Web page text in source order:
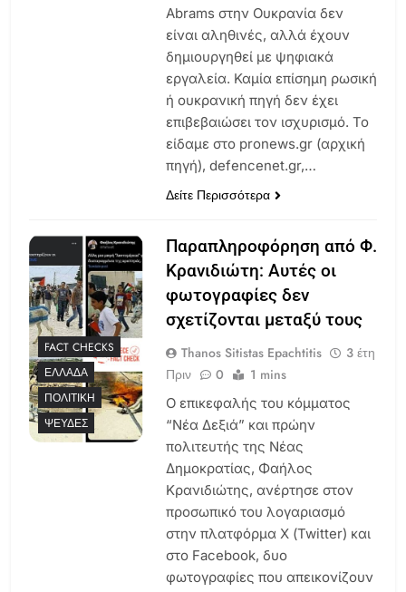
Abrams στην Ουκρανία δεν
είναι αληθινές, αλλά έχουν
δημιουργηθεί με ψηφιακά
εργαλεία. Καμία επίσημη ρωσική
ή ουκρανική πηγή δεν έχει
επιβεβαιώσει τον ισχυρισμό. To
είδαμε στο pronews.gr (αρχική
πηγή), defencenet.gr,…
Δείτε Περισσότερα
FACT CHECKS
ΕΛΛΆΔΑ
ΠΟΛΙΤΙΚΉ
ΨΕΥΔΈΣ
Παραπληροφόρηση από Φ.
Κρανιδιώτη: Αυτές οι
φωτογραφίες δεν
σχετίζονται μεταξύ τους
Thanos Sitistas Epachtitis
3 έτη
Πριν
0 1 mins
Ο επικεφαλής του κόμματος
“Νέα Δεξιά” και πρώην
πολιτευτής της Νέας
Δημοκρατίας, Φαήλος
Κρανιδιώτης, ανέρτησε στον
προσωπικό του λογαριασμό
στην πλατφόρμα Χ (Twitter) και
στο Facebook, δυο
φωτογραφίες που απεικονίζουν